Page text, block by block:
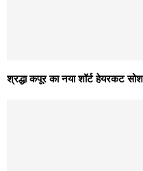
श्रद्धा कपूर का नया शॉर्ट हेयरकट